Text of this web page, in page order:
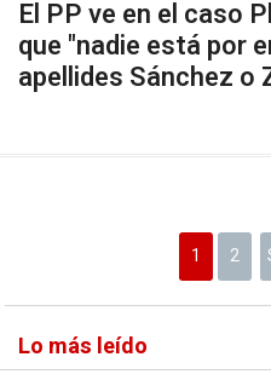
El PP ve en el caso
que "nadie está por
apellides Sánchez o
1 2
Lo más leído